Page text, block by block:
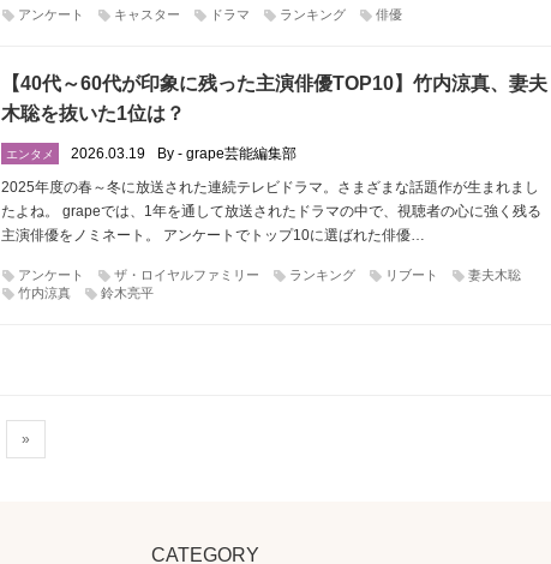
アンケート キャスター ドラマ ランキング 俳優
【40代～60代が印象に残った主演俳優TOP10】竹内涼真、妻夫
木聡を抜いた1位は？
エンタメ 2026.03.19
By - grape芸能編集部
2025年度の春～冬に放送された連続テレビドラマ。さまざまな話題作が生まれまし
たよね。 grapeでは、1年を通して放送されたドラマの中で、視聴者の心に強く残る
主演俳優をノミネート。 アンケートでトップ10に選ばれた俳優…
アンケート ザ・ロイヤルファミリー ランキング リブート
妻夫木聡
竹内涼真
鈴木亮平
»
CATEGORY